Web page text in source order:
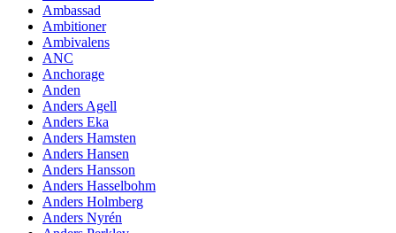
Ambassad
Ambitioner
Ambivalens
ANC
Anchorage
Anden
Anders Agell
Anders Eka
Anders Hamsten
Anders Hansen
Anders Hansson
Anders Hasselbohm
Anders Holmberg
Anders Nyrén